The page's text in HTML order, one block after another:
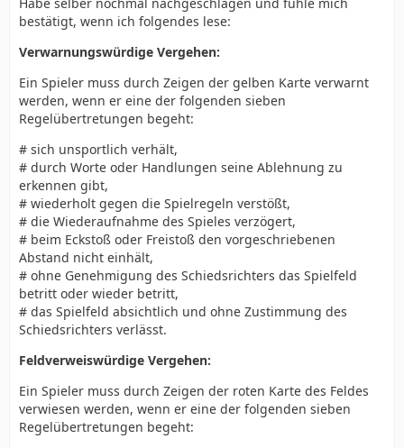
bestätigt, wenn ich folgendes lese:
Verwarnungswürdige Vergehen:
Ein Spieler muss durch Zeigen der gelben Karte verwarnt
werden, wenn er eine der folgenden sieben
Regelübertretungen begeht:
# sich unsportlich verhält,
# durch Worte oder Handlungen seine Ablehnung zu
erkennen gibt,
# wiederholt gegen die Spielregeln verstößt,
# die Wiederaufnahme des Spieles verzögert,
# beim Eckstoß oder Freistoß den vorgeschriebenen
Abstand nicht einhält,
# ohne Genehmigung des Schiedsrichters das Spielfeld
betritt oder wieder betritt,
# das Spielfeld absichtlich und ohne Zustimmung des
Schiedsrichters verlässt.
Feldverweiswürdige Vergehen:
Ein Spieler muss durch Zeigen der roten Karte des Feldes
verwiesen werden, wenn er eine der folgenden sieben
Regelübertretungen begeht: